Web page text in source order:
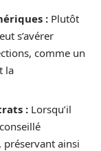
: Plutôt
s’avérer
comme un
la
: Lorsqu’il
préservant ainsi